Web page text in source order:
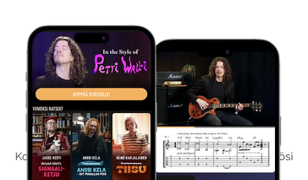
Kokeile Ilmaiseksi
Kokeilemalla ilmaiseksi saat koko sisältömme käyttöösi
viikon ajaksi.